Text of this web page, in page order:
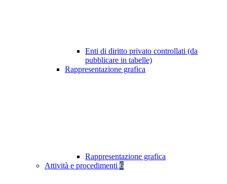
Enti di diritto privato controllati (da
pubblicare in tabelle)
Rappresentazione grafica
Rappresentazione grafica
Attività e procedimenti 6